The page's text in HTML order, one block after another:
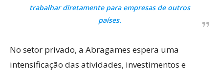
trabalhar diretamente para empresas de outros
países.
No setor privado, a Abragames espera uma
intensificação das atividades, investimentos e